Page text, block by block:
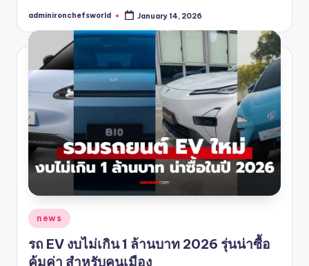
Posted
adminironchefsworld January 14, 2026
Posted
in
news
รถ EV งบไม่เกิน 1 ล้านบาท 2026 รุ่นน่าซื้อ
คุ้มค่า สำหรับคนเมือง